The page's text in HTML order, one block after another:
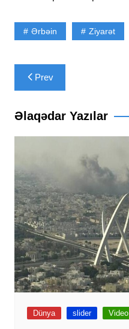
Ərbəin Ziyarət
Yazı
naviqasiyası
Prev
Əlaqədar Yazılar
Dünya slider Video